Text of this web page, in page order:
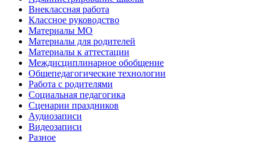
Внеклассная работа
Классное руководство
Материалы МО
Материалы для родителей
Материалы к аттестации
Междисциплинарное обобщение
Общепедагогические технологии
Работа с родителями
Социальная педагогика
Сценарии праздников
Аудиозаписи
Видеозаписи
Разное